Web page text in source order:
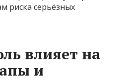
риска серьёзных
влияет на
и